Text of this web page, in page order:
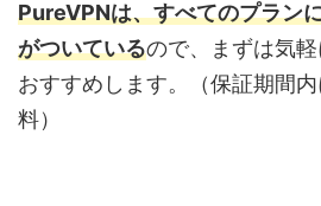
PureVPNは、すべてのプラン
がついているので、まずは気
おすすめします。（保証期間
料）